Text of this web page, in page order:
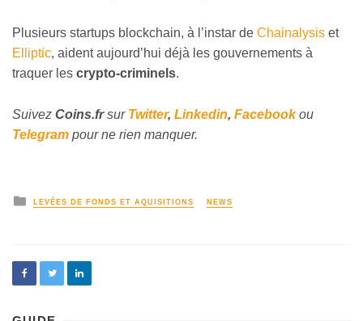
Plusieurs startups blockchain, à l’instar de Chainalysis et
Elliptic, aident aujourd’hui déjà les gouvernements à
traquer les crypto-criminels.
Suivez Coins.frsur Twitter, Linkedin, Facebookou
Telegram pour ne rien manquer.
LEVÉES DE FONDS ET AQUISITIONS NEWS